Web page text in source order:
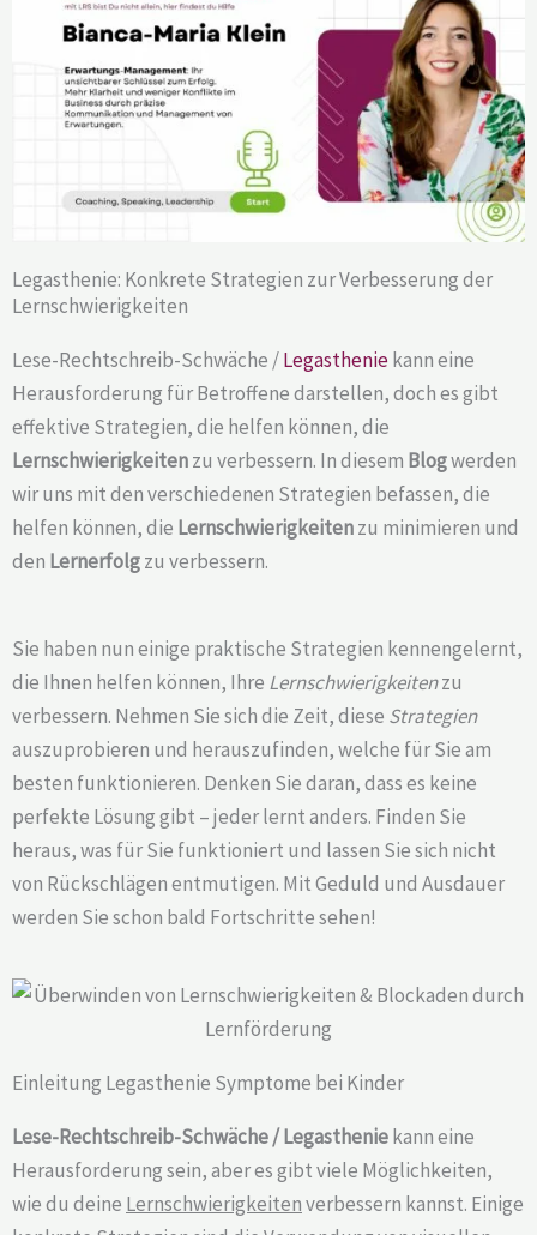
Legasthenie: Konkrete Strategien zur Verbesserung der
Lernschwierigkeiten
Lese-Rechtschreib-Schwäche /Legastheniekann eine
Herausforderung für Betroffene darstellen, doch es gibt
effektive Strategien, die helfen können, die
Lernschwierigkeitenzu verbessern. In diesem Blogwerden
wir uns mit den verschiedenen Strategien befassen, die
helfen können, die Lernschwierigkeitenzu minimieren und
den Lernerfolgzu verbessern.
Sie haben nun einige praktische Strategien kennengelernt,
die Ihnen helfen können, Ihre Lernschwierigkeitenzu
verbessern. Nehmen Sie sich die Zeit, diese Strategien
auszuprobieren und herauszufinden, welche für Sie am
besten funktionieren. Denken Sie daran, dass es keine
perfekte Lösung gibt – jeder lernt anders. Finden Sie
heraus, was für Sie funktioniert und lassen Sie sich nicht
von Rückschlägen entmutigen. Mit Geduld und Ausdauer
werden Sie schon bald Fortschritte sehen!
Einleitung Legasthenie Symptome bei Kinder
Lese-Rechtschreib-Schwäche / Legastheniekann eine
Herausforderung sein, aber es gibt viele Möglichkeiten,
wie du deine Lernschwierigkeitenverbessern kannst. Einige